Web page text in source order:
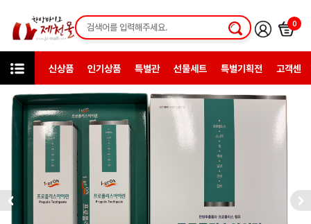
0
신상품 인기상품 특별관 선물세트 특별기획전 고객센터
미니샵 경방